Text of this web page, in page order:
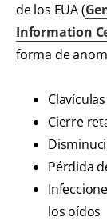
de los EUA (
Information
forma de
Cierre
Pérdida
los oídos